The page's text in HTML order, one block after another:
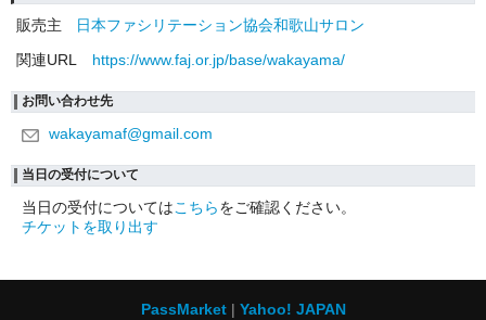
販売主
日本ファシリテーション協会和歌山サロン
関連URL
https://www.faj.or.jp/base/wakayama/
お問い合わせ先
wakayamaf@gmail.com
当日の受付について
当日の受付についてはこちらをご確認ください。
チケットを取り出す
PassMarket Yahoo! JAPAN